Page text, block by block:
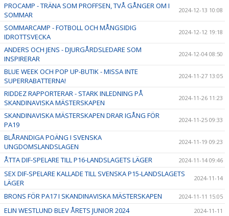
PROCAMP - TRÄNA SOM PROFFSEN, TVÅ GÅNGER OM I
SOMMAR
2024-12-13 10:08
SOMMARCAMP - FOTBOLL OCH MÅNGSIDIG
IDROTTSVECKA
2024-12-12 19:18
ANDERS OCH JENS - DJURGÅRDSLEDARE SOM
INSPIRERAR
2024-12-04 08:50
BLUE WEEK OCH POP UP-BUTIK - MISSA INTE
SUPERRABATTERNA!
2024-11-27 13:05
RIDDEZ RAPPORTERAR - STARK INLEDNING PÅ
SKANDINAVISKA MÄSTERSKAPEN
2024-11-26 11:23
SKANDINAVISKA MÄSTERSKAPEN DRAR IGÅNG FÖR
PA19
2024-11-25 09:33
BLÅRANDIGA POÄNG I SVENSKA
UNGDOMSLANDSLAGEN
2024-11-19 09:23
ÅTTA DIF-SPELARE TILL P16-LANDSLAGETS LÄGER 2024-11-14 09:46
SEX DIF-SPELARE KALLADE TILL SVENSKA P15-LANDSLAGETS
LÄGER
2024-11-14
BRONS FÖR PA17 I SKANDINAVISKA MÄSTERSKAPEN 2024-11-11 15:05
ELIN WESTLUND BLEV ÅRETS JUNIOR 2024 2024-11-11